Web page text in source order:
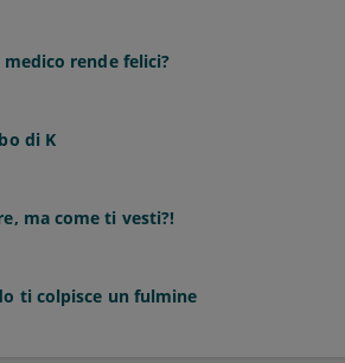
medico rende felici?
di K
ma come ti vesti?!
ti colpisce un fulmine